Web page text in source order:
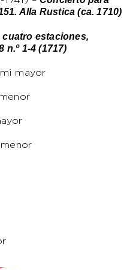
Alla Rustica (ca. 1710)
cuatro estaciones,
1-4 (1717)
mayor